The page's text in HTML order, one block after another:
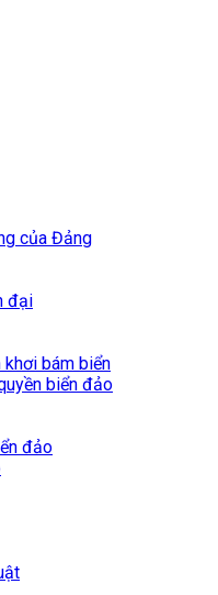
của Đảng
đại
bám biển
biển đảo
đảo